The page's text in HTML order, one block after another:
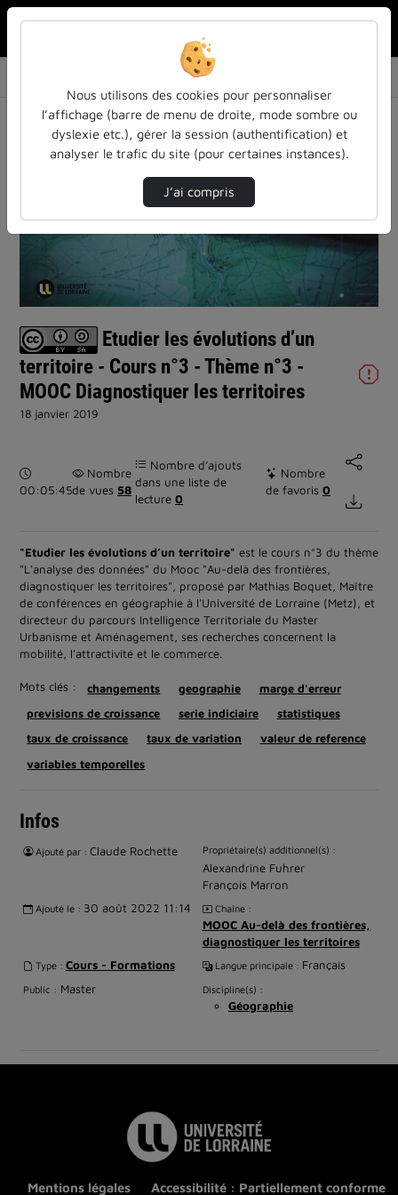
Etudier les évolutions d’un territoire - Cou…
Lire
la
vidéo
Etudier les évolutions d’un
territoire - Cours n°3 - Thème n°3 -
MOOC Diagnostiquer les territoires
18 janvier 2019
Durée :
00:05:45
Nombre
de vues 58
Nombre d’ajouts
dans une liste de
lecture0
Nombre
de favoris 0
"Etudier les évolutions d’un territoire" est le cours n°3 du thème
"L'analyse des données" du Mooc "Au-delà des frontières,
diagnostiquer les territoires", proposé par Mathias Boquet, Maître
de conférences en géographie à l'Université de Lorraine (Metz), et
directeur du parcours Intelligence Territoriale du Master
Urbanisme et Aménagement, ses recherches concernent la
mobilité, l'attractivité et le commerce.
Mots clés : changements geographie
marge d'erreur
previsions de croissance
serie indiciaire
statistiques
taux de croissance
taux de variation
valeur de reference
variables temporelles
Infos
Ajouté par : Claude Rochette Propriétaire(s) additionnel(s) :
Alexandrine Fuhrer
François Marron
Ajouté le : 30 août 2022 11:14 Chaîne :
MOOC Au-delà des frontières,
diagnostiquer les territoires
Type : Cours - Formations Langue principale : Français
Public : Master Discipline(s) :
Géographie
Mentions légales Accessibilité : Partiellement conforme
Nous utilisons des cookies pour personnaliser
l’affichage (barre de menu de droite, mode sombre ou
dyslexie etc.), gérer la session (authentification) et
analyser le trafic du site (pour certaines instances).
J’ai compris